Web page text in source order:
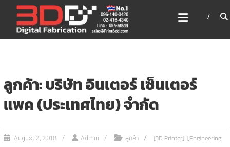
content
3DD DIGITAL FABRICATION
เครื่องพิมพ์3มิติ สแกนเนอร์
เลเซอร์
ลูกค้า: บริษัท อินเตอร์ เซ็นเตอร์
แพค (ประเทศไทย) จำกัด
August 2, 2018 Admin ลูกค้า [3D Printer],[Engineering